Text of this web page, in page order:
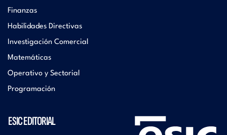
Finanzas
Habilidades Directivas
Investigación Comercial
Matemáticas
Operativo y Sectorial
Programación
ESIC EDITORIAL